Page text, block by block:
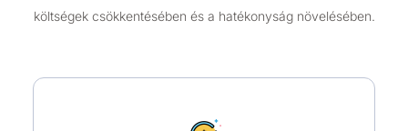
költségek csökkentésében és a hatékonyság növelésében.